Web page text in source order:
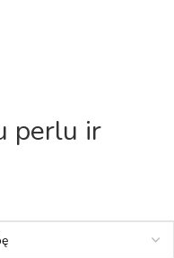
perlu ir